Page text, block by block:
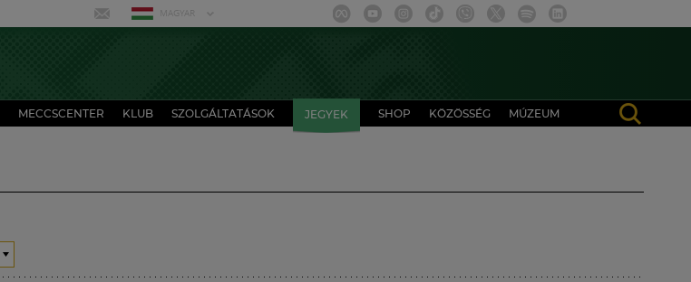
MAGYAR
MECCSCENTER KLUB SZOLGÁLTATÁSOK JEGYEK SHOP KÖZÖSSÉG MÚZEUM